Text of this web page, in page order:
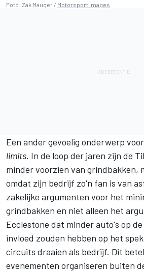
Foto: Zak Mauger / Motorsport Images
Een ander gevoelig onderwerp
limits. In de loop der jaren zijn de
minder voorzien van grindbakken,
omdat zijn bedrijf zo'n fan is van
zakelijke argumenten voor het
grindbakken en niet alleen het
Ecclestone dat minder auto's op
invloed zouden hebben op het
circuits draaien als bedrijf. Dit
evenementen organiseren buiten